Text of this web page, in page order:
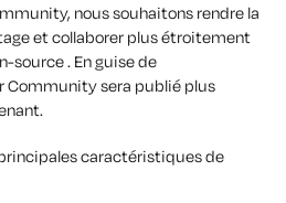
nous souhaitons rendre la
et collaborer plus étroitement
source . En guise de
Community sera publié plus
caractéristiques de